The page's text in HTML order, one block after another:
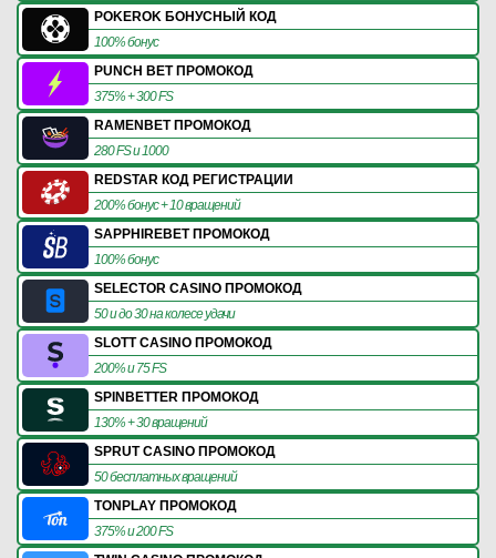
POKEROK БОНУСНЫЙ КОД
100% бонус
PUNCH BET ПРОМОКОД
375% + 300 FS
RAMENBET ПРОМОКОД
280 FS и 1000
REDSTAR КОД РЕГИСТРАЦИИ
200% бонус + 10 вращений
SAPPHIREBET ПРОМОКОД
100% бонус
SELECTOR CASINO ПРОМОКОД
50 и до 30 на колесе удачи
SLOTT CASINO ПРОМОКОД
200% и 75 FS
SPINBETTER ПРОМОКОД
130% + 30 вращений
SPRUT CASINO ПРОМОКОД
50 бесплатных вращений
TONPLAY ПРОМОКОД
375% и 200 FS